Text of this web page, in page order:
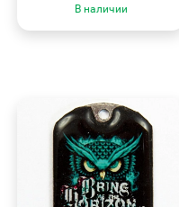
В наличии